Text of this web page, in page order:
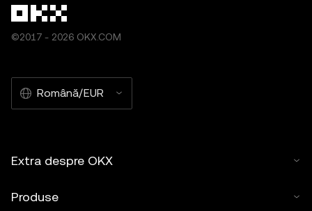
©2017 - 2026 OKX.COM
Română/EUR
Extra despre OKX
Produse